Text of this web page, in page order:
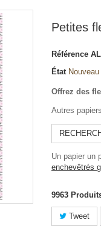
Petites
Référence
État Nouveau
Offrez des
Autres
Un papier un
enchevêtrés
9963
Tweet